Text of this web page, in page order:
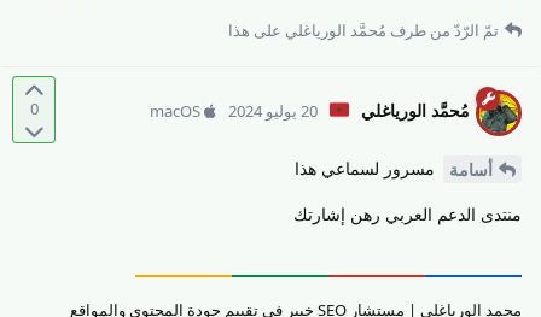
تمّ الرّدّ من طرف مُحمَّد الورياغلي على هذا
0 مُحمَّد الورياغلي 20 يوليو 2024 macOS
أسامة مسرور لسماعي هذا
منتدى الدعم العربي رهن إشارتك
محمد الورياغلي | مستشار SEO خبير في تقييم جودة المحتوى والمواقع